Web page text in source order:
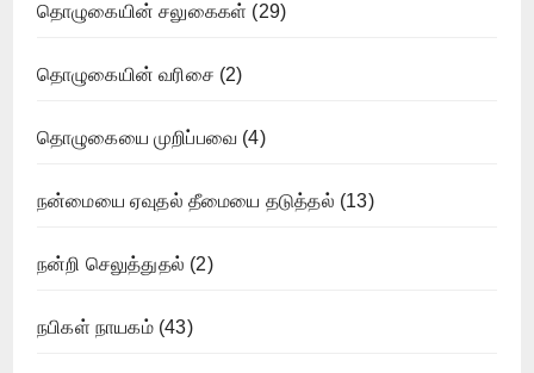
தொழுகையின் சலுகைகள் (29)
தொழுகையின் வரிசை (2)
தொழுகையை முறிப்பவை (4)
நன்மையை ஏவுதல் தீமையை தடுத்தல் (13)
நன்றி செலுத்துதல் (2)
நபிகள் நாயகம்(43)